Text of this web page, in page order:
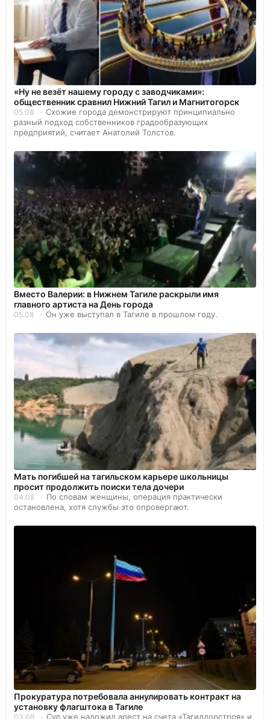
«Ну не везёт нашему городу с заводчиками»:
общественник сравнил Нижний Тагил и Магнитогорск
05.08
Схожие города демонстрируют принципиально
разный подход собственников градообразующих
предприятий, считает Анатолий Толстов.
Вместо Валерии: в Нижнем Тагиле раскрыли имя
главного артиста на День города
05.08 Он уже выступал в Тагиле в прошлом году.
Мать погибшей на тагильском карьере школьницы
просит продолжить поиски тела дочери
04.08
По словам женщины, операция практически
остановлена, хотя службы это опровергают.
Прокуратура потребовала аннулировать контракт на
установку флагштока в Тагиле
03.08
Суд уже наложил арест на счета «Тагилдорстроя» и